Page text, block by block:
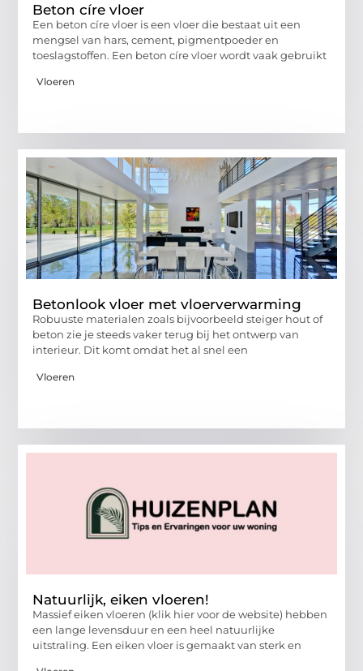
Beton círe vloer
Een beton círe vloer is een vloer die bestaat uit een
mengsel van hars, cement, pigmentpoeder en
toeslagstoffen. Een beton círe vloer wordt vaak gebruikt
Vloeren
Betonlook vloer met vloerverwarming
Robuuste materialen zoals bijvoorbeeld steiger hout of
beton zie je steeds vaker terug bij het ontwerp van
interieur. Dit komt omdat het al snel een
Vloeren
Natuurlijk, eiken vloeren!
Massief eiken vloeren (klik hier voor de website) hebben
een lange levensduur en een heel natuurlijke
uitstraling. Een eiken vloer is gemaakt van sterk en